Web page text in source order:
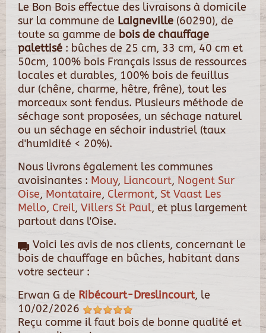
Le Bon Bois effectue des livraisons à domicile
sur la commune de Laigneville (60290), de
toute sa gamme de bois de chauffage
palettisé : bûches de 25 cm, 33 cm, 40 cm et
50cm, 100% bois Français issus de ressources
locales et durables, 100% bois de feuillus
dur (chêne, charme, hêtre, frêne), tout les
morceaux sont fendus. Plusieurs méthode de
séchage sont proposées, un séchage naturel
ou un séchage en séchoir industriel (taux
d'humidité < 20%).
Nous livrons également les communes
avoisinantes : Mouy, Liancourt, Nogent Sur
Oise, Montataire, Clermont, St Vaast Les
Mello, Creil, Villers St Paul, et plus largement
partout dans l'Oise.
Voici les avis de nos clients, concernant le
bois de chauffage en bûches, habitant dans
votre secteur :
Erwan G de Ribécourt-Dreslincourt, le
10/02/2026
Reçu comme il faut bois de bonne qualité et